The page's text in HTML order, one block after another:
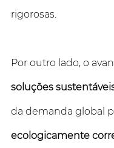
rigorosas.
Por outro lado, o
soluções
da demanda global
ecologicamente